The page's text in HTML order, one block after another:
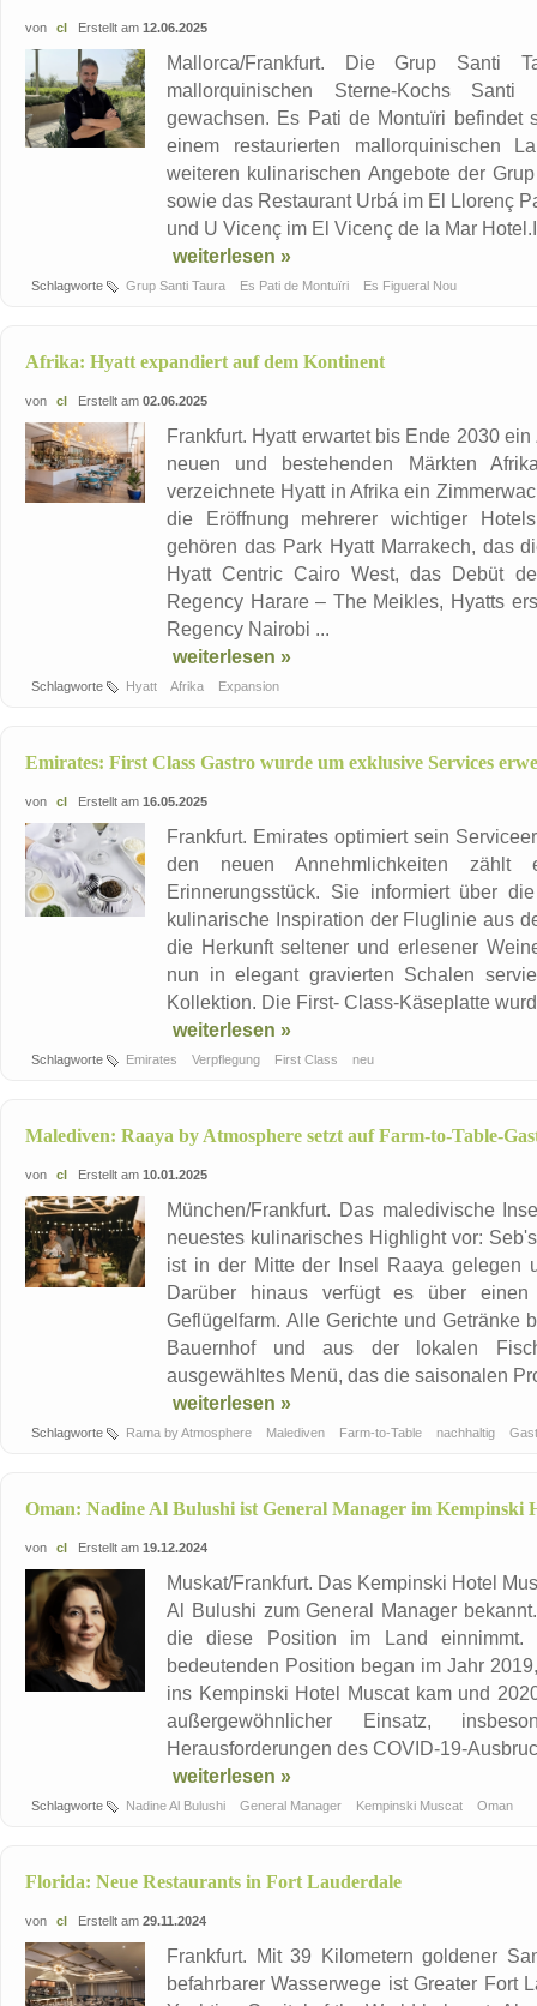
von cl Erstellt am 12.06.2025
Mallorca/Frankfurt. Die Grup Santi
mallorquinischen Sterne-Kochs
gewachsen. Es Pati de Montuïri befindet
einem restaurierten mallorquinischen
weiteren kulinarischen Angebote der
sowie das Restaurant Urbá im El Llorenç
und U Vicenç im El Vicenç de la Mar
weiterlesen »
Schlagworte Grup Santi Taura Es Pati de Montuïri Es Figueral Nou
Afrika: Hyatt expandiert auf dem Kontinent
von cl Erstellt am 02.06.2025
Frankfurt. Hyatt erwartet bis Ende 2030
neuen und bestehenden Märkten
verzeichnete Hyatt in Afrika ein
die Eröffnung mehrerer wichtiger
gehören das Park Hyatt Marrakech, das
Hyatt Centric Cairo West, das Debüt
Regency Harare – The Meikles, Hyatts
Regency Nairobi ...
weiterlesen »
Schlagworte Hyatt Afrika Expansion
Emirates: First Class Gastro wurde um exklusive Services
von cl Erstellt am 16.05.2025
Frankfurt. Emirates optimiert sein
den neuen Annehmlichkeiten
Erinnerungsstück. Sie informiert über
kulinarische Inspiration der Fluglinie aus
die Herkunft seltener und erlesener
nun in elegant gravierten Schalen
Kollektion. Die First- Class-Käseplatte
weiterlesen »
Schlagworte Emirates Verpflegung First Class neu
Malediven: Raaya by Atmosphere setzt auf Farm-to-Table-
von cl Erstellt am 10.01.2025
München/Frankfurt. Das maledivische
neuestes kulinarisches Highlight vor:
ist in der Mitte der Insel Raaya gelegen
Darüber hinaus verfügt es über einen
Geflügelfarm. Alle Gerichte und Getränke
Bauernhof und aus der lokalen
ausgewähltes Menü, das die saisonalen
weiterlesen »
Schlagworte Rama by Atmosphere Malediven Farm-to-Table nachhaltig
​Oman: Nadine Al Bulushi ist General Manager im Kempinski
von cl Erstellt am 19.12.2024
Muskat/Frankfurt. Das Kempinski Hotel
Al Bulushi zum General Manager
die diese Position im Land
bedeutenden Position began im Jahr
ins Kempinski Hotel Muscat kam und
außergewöhnlicher Einsatz,
Herausforderungen des COVID-19-
weiterlesen »
Schlagworte Nadine Al Bulushi General Manager Kempinski Muscat Oman
Florida: Neue Restaurants in Fort Lauderdale
von cl Erstellt am 29.11.2024
Frankfurt. Mit 39 Kilometern goldener
befahrbarer Wasserwege ist Greater Fort